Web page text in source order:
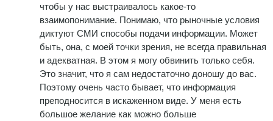
чтобы у нас выстраивалось какое-то
взаимопонимание. Понимаю, что рыночные условия
диктуют СМИ способы подачи информации. Может
быть, она, с моей точки зрения, не всегда правильная
и адекватная. В этом я могу обвинить только себя.
Это значит, что я сам недостаточно доношу до вас.
Поэтому очень часто бывает, что информация
преподносится в искаженном виде. У меня есть
большое желание как можно больше